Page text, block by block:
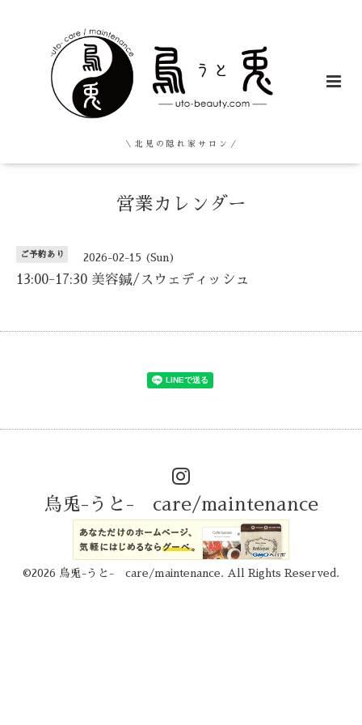
＼ 北 見 の 隠 れ 家 サ ロ ン ／
営業カレンダー
ご予約あり 2026-02-15 (Sun)
13:00-17:30 美容鍼/スウェディッシュ
烏兎-うと- care/maintenance
©2026 烏兎-うと- care/maintenance . All Rights Reserved.